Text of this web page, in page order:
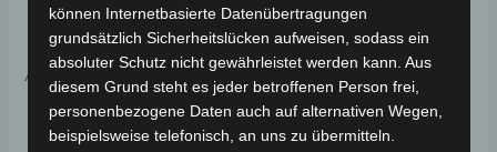
Ähnliche Produkte
können Internetbasierte Datenübertragungen
grundsätzlich Sicherheitslücken aufweisen, sodass ein
absoluter Schutz nicht gewährleistet werden kann. Aus
diesem Grund steht es jeder betroffenen Person frei,
personenbezogene Daten auch auf alternativen Wegen,
beispielsweise telefonisch, an uns zu übermitteln.